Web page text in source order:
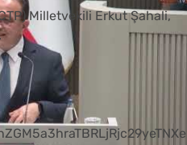
Milletvekili Erkut Şahali,